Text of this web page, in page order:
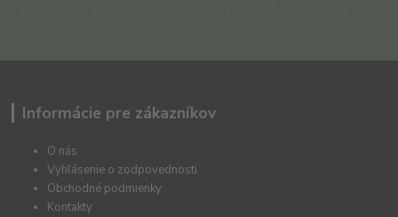
Informácie pre zákazníkov
O nás
Vyhlásenie o zodpovednosti
Obchodné podmienky
Kontakty